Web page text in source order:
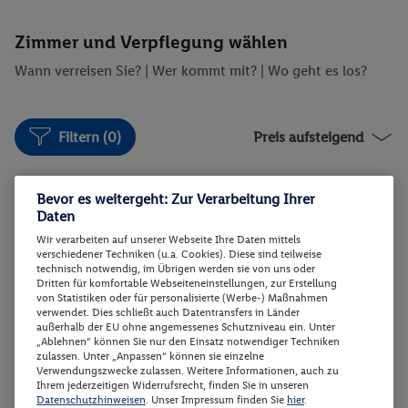
Zimmer und Verpflegung wählen
Wann verreisen Sie? | Wer kommt mit? | Wo geht es los?
Filtern (0) Preis aufsteigend
Standard Zimmer
Zimmerdetails
Buchen
Standard Zimmer
17.11. - 24.11.2026
Abflugzeiten werden nachgereicht
Standard Zimmer
p.P.
1299.-
Bevor es weitergeht: Zur Verarbeitung Ihrer
Daten
Wir verarbeiten auf unserer Webseite Ihre Daten mittels
verschiedener Techniken (u.a. Cookies). Diese sind teilweise
technisch notwendig, im Übrigen werden sie von uns oder
Dritten für komfortable Webseiteneinstellungen, zur Erstellung
von Statistiken oder für personalisierte (Werbe-) Maßnahmen
verwendet. Dies schließt auch Datentransfers in Länder
außerhalb der EU ohne angemessenes Schutzniveau ein. Unter
„Ablehnen“ können Sie nur den Einsatz notwendiger Techniken
zulassen. Unter „Anpassen“ können sie einzelne
Verwendungszwecke zulassen. Weitere Informationen, auch zu
Ihrem jederzeitigen Widerrufsrecht, finden Sie in unseren
Datenschutzhinweisen. Unser Impressum finden Sie hier.